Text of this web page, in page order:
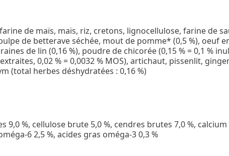
de maïs, maïs, riz, cretons, lignocellulose, farine de
de betterave séchée, mout de pomme* (0,5 %), oeuf
de lin (0,16 %), poudre de chicorée (0,15 % = 0,1 %
0,02 % = 0,0032 % MOS), artichaut, pissenlit,
(total herbes déshydratées : 0,16 %)
9,0 %, cellulose brute 5,0 %, cendres brutes 7,0 %,
6 2,5 %, acides gras oméga-3 0,3 %